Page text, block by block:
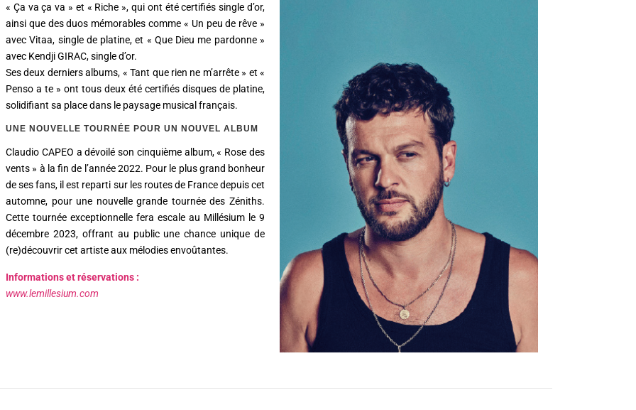
« Ça va ça va » et « Riche », qui ont été certifiés single d’or,
ainsi que des duos mémorables comme « Un peu de rêve »
avec Vitaa, single de platine, et « Que Dieu me pardonne »
avec Kendji GIRAC, single d’or.
Ses deux derniers albums, « Tant que rien ne m’arrête » et «
Penso a te » ont tous deux été certifiés disques de platine,
solidifiant sa place dans le paysage musical français.
UNE NOUVELLE TOURNÉE POUR UN NOUVEL ALBUM
Claudio CAPEO a dévoilé son cinquième album, « Rose des
vents » à la fin de l’année 2022. Pour le plus grand bonheur
de ses fans, il est reparti sur les routes de France depuis cet
automne, pour une nouvelle grande tournée des Zéniths.
Cette tournée exceptionnelle fera escale au Millésium le 9
décembre 2023, offrant au public une chance unique de
(re)découvrir cet artiste aux mélodies envoûtantes.
Informations et réservations :
www.lemillesium.com